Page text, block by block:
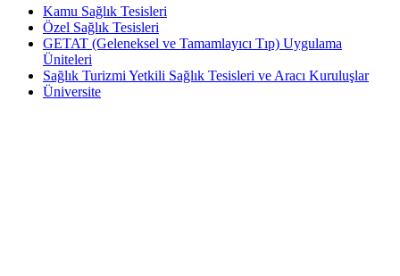
Kamu Sağlık Tesisleri
Özel Sağlık Tesisleri
GETAT (Geleneksel ve Tamamlayıcı Tıp) Uygulama
Üniteleri
Sağlık Turizmi Yetkili Sağlık Tesisleri ve Aracı Kuruluşlar
Üniversite